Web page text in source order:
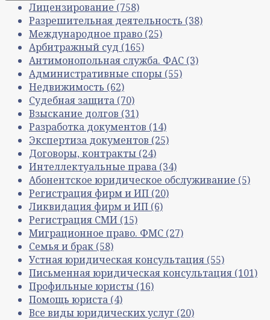
Лицензирование (758)
Разрешительная деятельность (38)
Международное право (25)
Арбитражный суд (165)
Антимонопольная служба. ФАС (3)
Административные споры (55)
Недвижимость (62)
Судебная защита (70)
Взыскание долгов (31)
Разработка документов (14)
Экспертиза документов (25)
Договоры, контракты (24)
Интеллектуальные права (34)
Абонентское юридическое обслуживание (5)
Регистрация фирм и ИП (20)
Ликвидация фирм и ИП (6)
Регистрация СМИ (15)
Миграционное право. ФМС (27)
Семья и брак (58)
Устная юридическая консультация (55)
Письменная юридическая консультация (101)
Профильные юристы (16)
Помощь юриста (4)
Все виды юридических услуг (20)